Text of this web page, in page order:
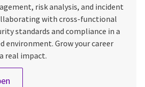
risk analysis, and incident
with cross-functional
standards and compliance in a
environment. Grow your career
real impact.
Senior Cyber Security Engineer